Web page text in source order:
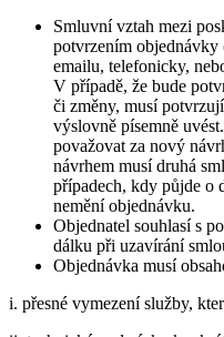
Smluvní vztah mezi
potvrzením objednávky
emailu, telefonicky,
V případě, že bude
či změny, musí
výslovně písemně
považovat za nový
návrhem musí druhá
případech, kdy půjde o
nemění objednávku.
Objednatel souhlasí s
dálku při uzavírání
Objednávka musí
i. přesné vymezení služby,